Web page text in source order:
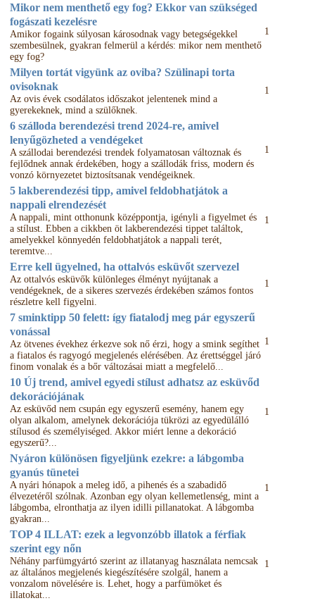
Mikor nem menthető egy fog? Ekkor van szükséged
fogászati kezelésre
Amikor fogaink súlyosan károsodnak vagy betegségekkel
szembesülnek, gyakran felmerül a kérdés: mikor nem menthető
egy fog?
1
Milyen tortát vigyünk az oviba? Szülinapi torta
ovisoknak
Az ovis évek csodálatos időszakot jelentenek mind a
gyerekeknek, mind a szülőknek.
1
6 szálloda berendezési trend 2024-re, amivel
lenyűgözheted a vendégeket
A szállodai berendezési trendek folyamatosan változnak és
fejlődnek annak érdekében, hogy a szállodák friss, modern és
vonzó környezetet biztosítsanak vendégeiknek.
1
5 lakberendezési tipp, amivel feldobhatjátok a
nappali elrendezését
A nappali, mint otthonunk középpontja, igényli a figyelmet és
a stílust. Ebben a cikkben öt lakberendezési tippet találtok,
amelyekkel könnyedén feldobhatjátok a nappali terét,
teremtve...
1
Erre kell ügyelned, ha ottalvós esküvőt szervezel
Az ottalvós esküvők különleges élményt nyújtanak a
vendégeknek, de a sikeres szervezés érdekében számos fontos
részletre kell figyelni.
1
7 sminktipp 50 felett: így fiatalodj meg pár egyszerű
vonással
Az ötvenes évekhez érkezve sok nő érzi, hogy a smink segíthet
a fiatalos és ragyogó megjelenés elérésében. Az érettséggel járó
finom vonalak és a bőr változásai miatt a megfelelő...
1
10 Új trend, amivel egyedi stílust adhatsz az esküvőd
dekorációjának
Az esküvőd nem csupán egy egyszerű esemény, hanem egy
olyan alkalom, amelynek dekorációja tükrözi az egyedülálló
stílusod és személyiséged. Akkor miért lenne a dekoráció
egyszerű?...
1
Nyáron különösen figyeljünk ezekre: a lábgomba
gyanús tünetei
A nyári hónapok a meleg idő, a pihenés és a szabadidő
élvezetéről szólnak. Azonban egy olyan kellemetlenség, mint a
lábgomba, elronthatja az ilyen idilli pillanatokat. A lábgomba
gyakran...
1
TOP 4 ILLAT: ezek a legvonzóbb illatok a férfiak
szerint egy nőn
Néhány parfümgyártó szerint az illatanyag használata nemcsak
az általános megjelenés kiegészítésére szolgál, hanem a
vonzalom növelésére is. Lehet, hogy a parfümöket és
illatokat...
1